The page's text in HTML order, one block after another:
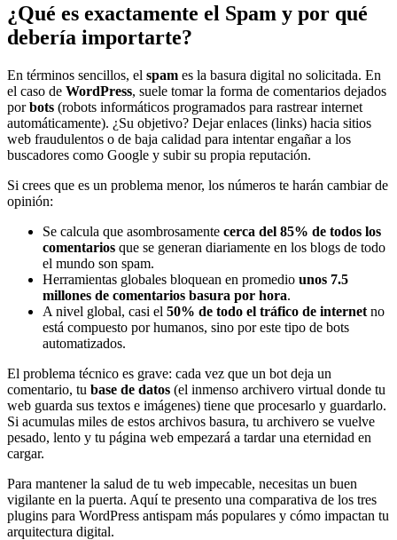
¿Qué es exactamente el Spam y por qué
debería importarte?
En términos sencillos, el spam es la basura digital no solicitada. En
el caso de WordPress, suele tomar la forma de comentarios dejados
porbots (robots informáticos programados para rastrear internet
automáticamente). ¿Su objetivo? Dejar enlaces (links) hacia sitios
web fraudulentos o de baja calidad para intentar engañar a los
buscadores como Google y subir su propia reputación.
Si crees que es un problema menor, los números te harán cambiar de
opinión:
Se calcula que asombrosamente cerca del 85% de todos los
comentarios que se generan diariamente en los blogs de todo
el mundo son spam.
Herramientas globales bloquean en promedio unos 7.5
millones de comentarios basura por hora.
A nivel global, casi el 50% de todo el tráfico de internet no
está compuesto por humanos, sino por este tipo de bots
automatizados.
El problema técnico es grave: cada vez que un bot deja un
comentario, tu base de datos (el inmenso archivero virtual donde tu
web guarda sus textos e imágenes) tiene que procesarlo y guardarlo.
Si acumulas miles de estos archivos basura, tu archivero se vuelve
pesado, lento y tu página web empezará a tardar una eternidad en
cargar.
Para mantener la salud de tu web impecable, necesitas un buen
vigilante en la puerta. Aquí te presento una comparativa de los tres
plugins para WordPress antispam más populares y cómo impactan tu
arquitectura digital.